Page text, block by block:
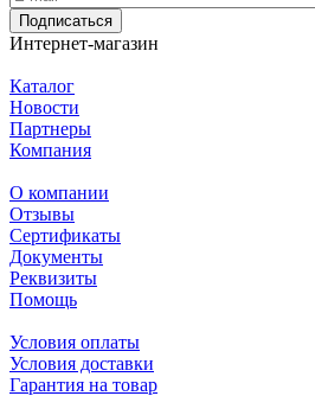
Подписаться
Интернет-магазин
Каталог
Новости
Партнеры
Компания
О компании
Отзывы
Сертификаты
Документы
Реквизиты
Помощь
Условия оплаты
Условия доставки
Гарантия на товар